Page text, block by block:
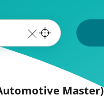
Master)